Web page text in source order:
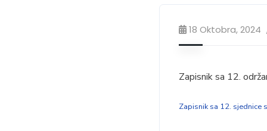
18 Oktobra, 2024
Zapisnik sa 12.
Zapisnik sa 12. sjednice